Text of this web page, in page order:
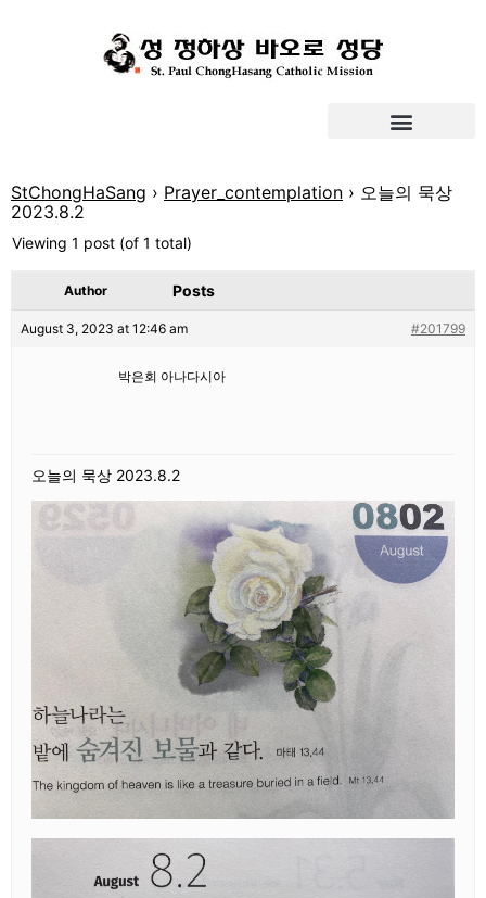
StChongHaSang › Prayer_contemplation › 오늘의 묵상
2023.8.2
Viewing 1 post (of 1 total)
Author Posts
August 3, 2023 at 12:46 am #201799
박은회 아나다시아
오늘의 묵상 2023.8.2